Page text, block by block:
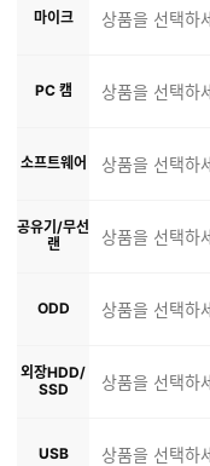
마이크 상품을 선택하
PC 캠 상품을 선택하
소프트웨어 상품을 선택하
공유기/무선
랜
상품을 선택하
ODD 상품을 선택하
외장HDD/
SSD
상품을 선택하
USB 상품을 선택하